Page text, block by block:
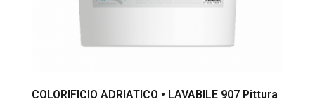
COLORIFICIO ADRIATICO • LAVABILE 907 Pittura